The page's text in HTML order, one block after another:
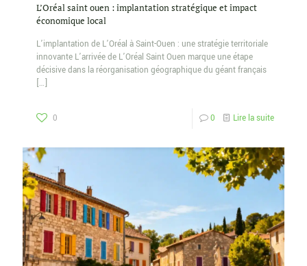
L’Oréal saint ouen : implantation stratégique et impact
économique local
L’implantation de L’Oréal à Saint-Ouen : une stratégie territoriale
innovante L’arrivée de L’Oréal Saint Ouen marque une étape
décisive dans la réorganisation géographique du géant français
[…]
0 0 Lire la suite